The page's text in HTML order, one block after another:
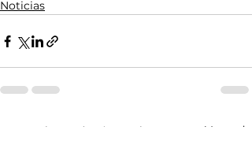
Noticias
Entradas relacionadas Ver todo